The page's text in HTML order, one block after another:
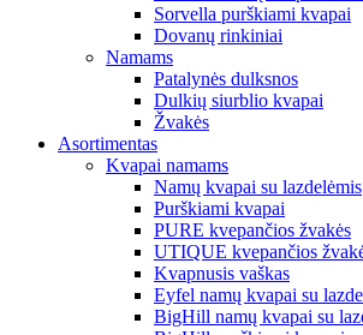
Sorvella purškiami kvapai
Dovanų rinkiniai
Namams
Patalynės dulksnos
Dulkių siurblio kvapai
Žvakės
Asortimentas
Kvapai namams
Namų kvapai su lazdelėmis
Purškiami kvapai
PURE kvepančios žvakės
UTIQUE kvepančios
Kvapnusis vaškas
Eyfel namų kvapai su
BigHill namų kvapai su